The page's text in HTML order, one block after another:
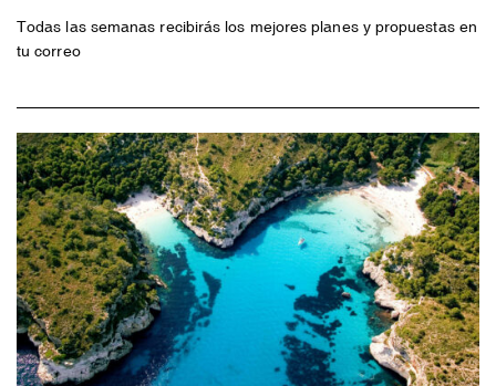
Todas las semanas recibirás los mejores planes y propuestas en
tu correo